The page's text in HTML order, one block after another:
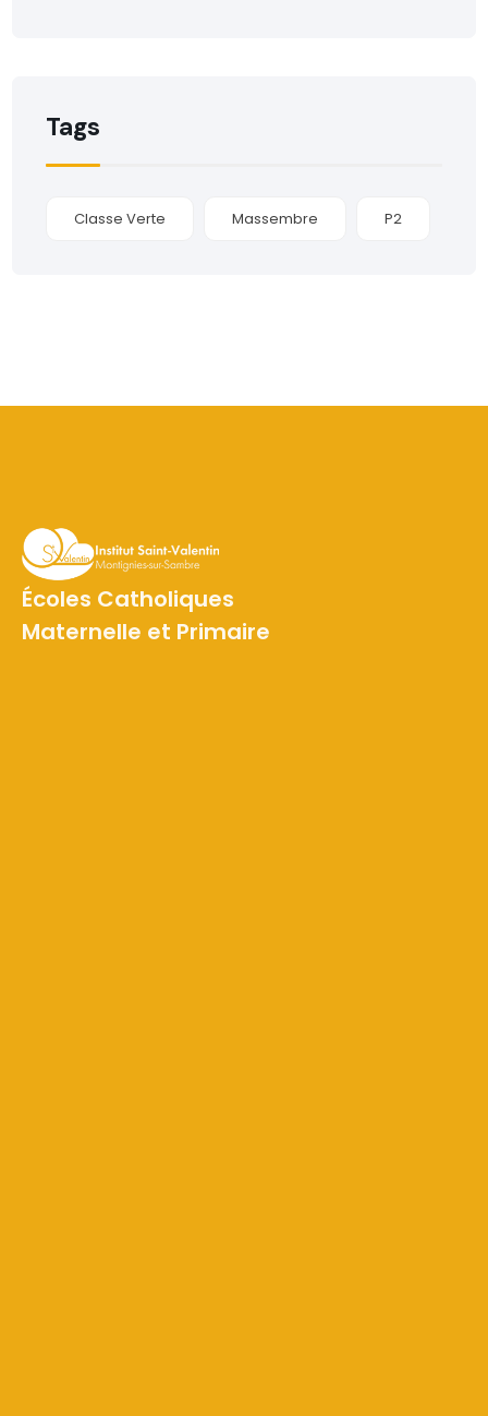
Tags
Classe Verte Massembre P2
Écoles Catholiques
Maternelle et Primaire